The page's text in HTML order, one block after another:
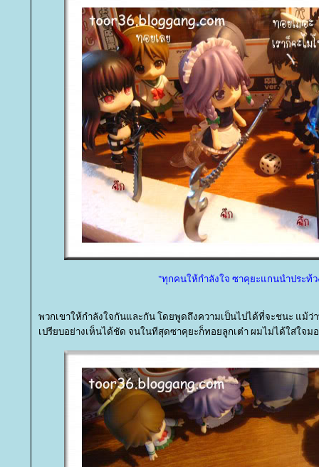
"ทุกคนให้กำลังใจ ซาคุยะแกนนำประท้ว
พวกเขาให้กำลังใจกันและกัน โดยพูดถึงความเป็นไปได้ที่จะชนะ แม้
เปรียบอย่างเห็นได้ชัด จนในทีสุดซาคุยะก็ทอยลูกเต๋า ผมไม่ได้ใส่ใจม